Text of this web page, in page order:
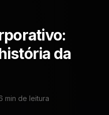
da
min de leitura